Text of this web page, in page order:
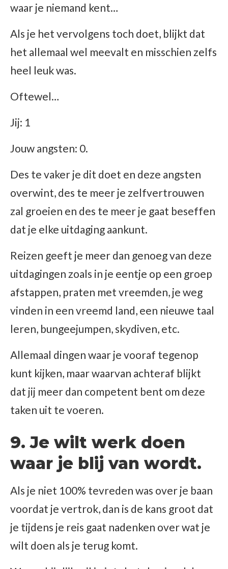
waar je niemand kent…
Als je het vervolgens toch doet, blijkt dat
het allemaal wel meevalt en misschien zelfs
heel leuk was.
Oftewel…
Jij: 1
Jouw angsten: 0.
Des te vaker je dit doet en deze angsten
overwint, des te meer je zelfvertrouwen
zal groeien en des te meer je gaat beseffen
dat je elke uitdaging aankunt.
Reizen geeft je meer dan genoeg van deze
uitdagingen zoals in je eentje op een groep
afstappen, praten met vreemden, je weg
vinden in een vreemd land, een nieuwe taal
leren, bungeejumpen, skydiven, etc.
Allemaal dingen waar je vooraf tegenop
kunt kijken, maar waarvan achteraf blijkt
dat jij meer dan competent bent om deze
taken uit te voeren.
9. Je wilt werk doen
waar je blij van wordt.
Als je niet 100% tevreden was over je baan
voordat je vertrok, dan is de kans groot dat
je tijdens je reis gaat nadenken over wat je
wilt doen als je terug komt.